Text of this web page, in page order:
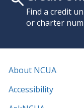
Find a credit
or charter
About NCUA
Accessibility